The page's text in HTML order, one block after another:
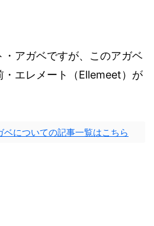
アガベですが、このアガベ
・エレメート（Ellemeet）が
ベについての記事一覧はこちら